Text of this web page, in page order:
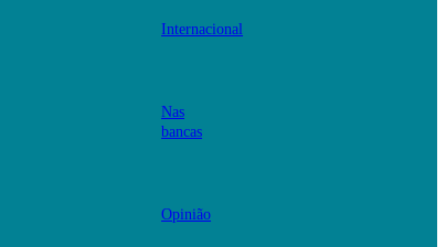
Internacional
Nas
bancas
Opinião